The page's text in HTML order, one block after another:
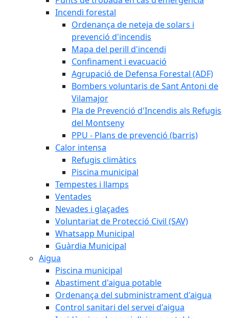
Incendi forestal
Ordenança de neteja de solars i
prevenció d'incendis
Mapa del perill d'incendi
Confinament i evacuació
Agrupació de Defensa Forestal (ADF)
Bombers voluntaris de Sant Antoni de
Vilamajor
Pla de Prevenció d'Incendis als Refugis
del Montseny
PPU - Plans de prevenció (barris)
Calor intensa
Refugis climàtics
Piscina municipal
Tempestes i llamps
Ventades
Nevades i glaçades
Voluntariat de Protecció Civil (SAV)
Whatsapp Municipal
Guàrdia Municipal
Aigua
Piscina municipal
Abastiment d'aigua potable
Ordenança del subministrament d'aigua
Control sanitari del servei d'aigua